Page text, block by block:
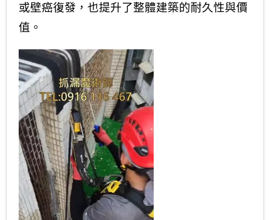
或壁癌復發，也提升了整體建築的耐久性與價
值。